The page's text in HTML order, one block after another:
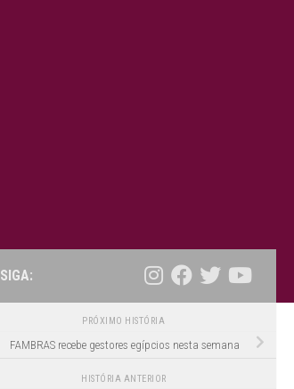
SIGA:
PRÓXIMO HISTÓRIA
FAMBRAS recebe gestores egípcios nesta semana
HISTÓRIA ANTERIOR